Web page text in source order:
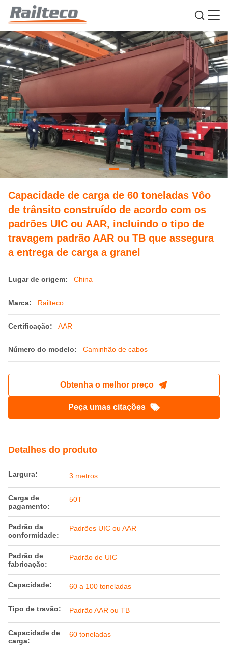
Capacidade de carga de 60 toneladas Vôo
de trânsito construído de acordo com os
padrões UIC ou AAR, incluindo o tipo de
travagem padrão AAR ou TB que assegura
a entrega de carga a granel
Lugar de origem: China
Marca: Railteco
Certificação: AAR
Número do modelo: Caminhão de cabos
Obtenha o melhor preço
Peça umas citações
Detalhes do produto
Largura: 3 metros
Carga de
pagamento:
50T
Padrão da
conformidade:
Padrões UIC ou AAR
Padrão de
fabricação:
Padrão de UIC
Capacidade: 60 a 100 toneladas
Tipo de travão: Padrão AAR ou TB
Capacidade de
carga:
60 toneladas